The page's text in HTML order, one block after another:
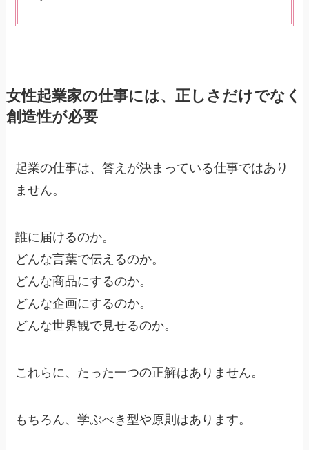
女性起業家の仕事には、正しさだけでなく
創造性が必要
起業の仕事は、答えが決まっている仕事ではあり
ません。
誰に届けるのか。
どんな言葉で伝えるのか。
どんな商品にするのか。
どんな企画にするのか。
どんな世界観で見せるのか。
これらに、たった一つの正解はありません。
もちろん、学ぶべき型や原則はあります。